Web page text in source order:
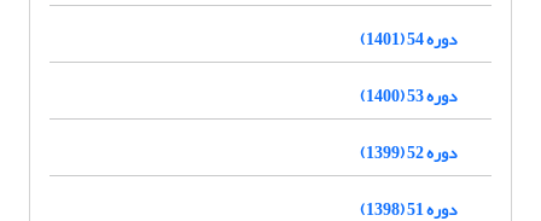
دوره 54 (1401)
دوره 53 (1400)
دوره 52 (1399)
دوره 51 (1398)